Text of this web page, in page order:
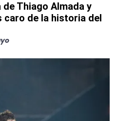
Thiago Almada y
caro de la historia del